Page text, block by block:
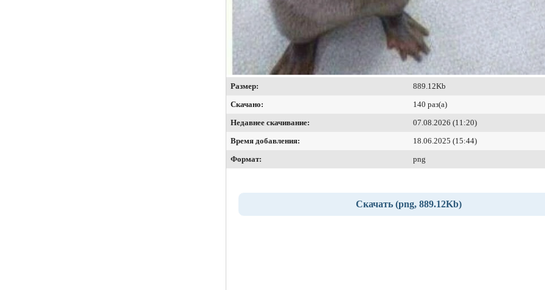
Размер:
889.12Kb
Скачано:
140 раз(а)
Недавнее скачивание:
07.08.2026 (11:20)
Время добавления:
18.06.2025 (15:44)
Формат:
png
Скачать (png, 889.12Kb)